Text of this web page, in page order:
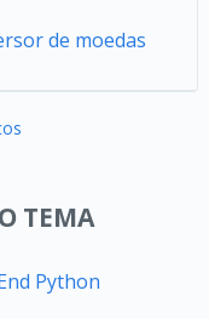
de moedas
TEMA
Python